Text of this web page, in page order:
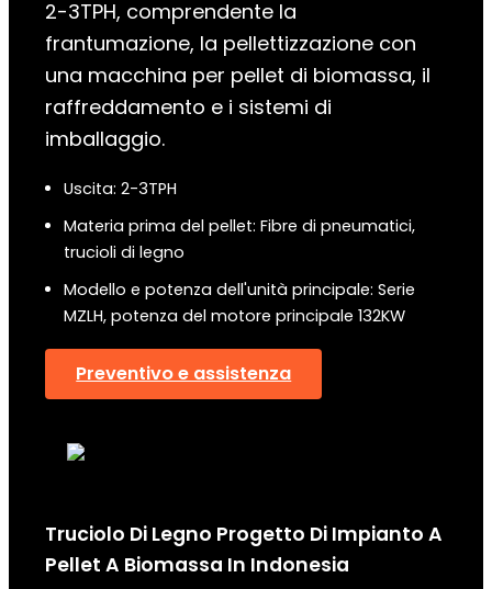
2-3TPH, comprendente la
frantumazione, la pellettizzazione con
una macchina per pellet di biomassa, il
raffreddamento e i sistemi di
imballaggio.
Uscita: 2-3TPH
Materia prima del pellet: Fibre di pneumatici,
trucioli di legno
Modello e potenza dell'unità principale: Serie
MZLH, potenza del motore principale 132KW
Preventivo e assistenza
Truciolo Di Legno Progetto Di Impianto A
Pellet A Biomassa In Indonesia